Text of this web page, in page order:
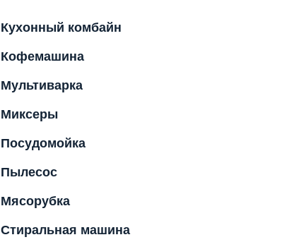
Кухонный комбайн
Кофемашина
Мультиварка
Миксеры
Посудомойка
Пылесос
Мясорубка
Стиральная машина